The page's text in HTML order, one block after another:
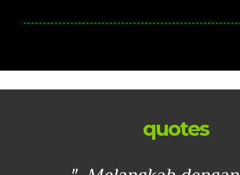
quotes